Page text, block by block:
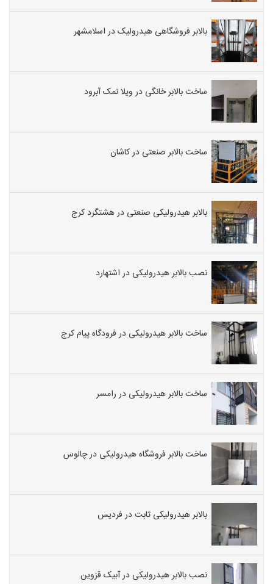
بالابر فروشگاهی هیدرولیک در اسلامشهر
ساخت بالابر خانگی در ویلا نمک آبرود
ساخت بالابر صنعتی در کاشان
بالابر هیدرولیکی صنعتی در هشتگرد کرج
نصب بالابر هیدرولیکی در اشتهارد
ساخت بالابر هیدرولیکی در فرودگاه پیام کرج
ساخت بالابر هیدرولیکی در رامسر
ساخت بالابر فروشگاه هیدرولیکی در چالوس
بالابر هیدرولیکی ثابت در فردیس
نصب بالابر هیدرولیکی در آبیک قزوین